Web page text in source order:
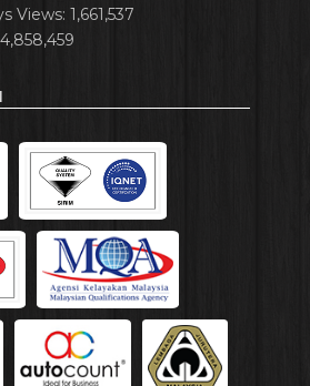
Views: 1,661,537
4,858,459